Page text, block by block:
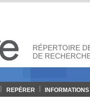
RÉPERTOIRE
DE
REPÉRER INFORMATIONS